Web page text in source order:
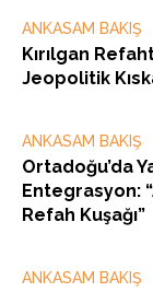
ANKASAM BAKIŞ
Kırılgan
Jeopolitik
ANKASAM BAKIŞ
Ortadoğu’da
Entegrasyon:
Refah Kuşağı”
ANKASAM BAKIŞ